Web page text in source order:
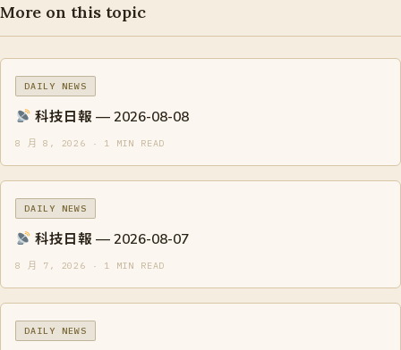
More on this topic
DAILY NEWS
科技日報 — 2026-08-08
8 月 8, 2026 · 1 MIN READ
DAILY NEWS
科技日報 — 2026-08-07
8 月 7, 2026 · 1 MIN READ
DAILY NEWS